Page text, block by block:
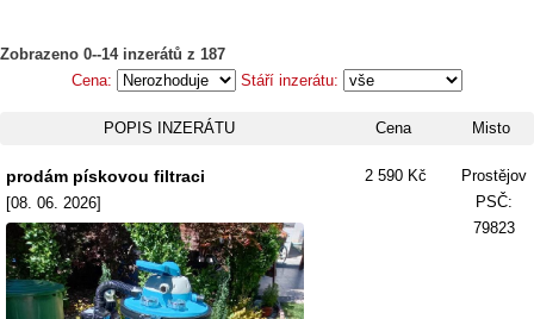
Zobrazeno 0--14 inzerátů z 187
Cena:
Stáří inzerátu:
POPIS INZERÁTU Cena Misto
prodám pískovou filtraci
[08. 06. 2026]
2 590 Kč
Prostějov
PSČ:
79823